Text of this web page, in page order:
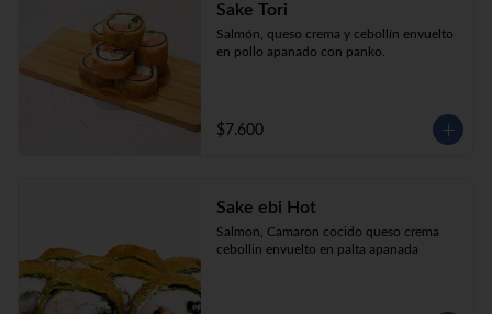
Sake Tori
Salmón, queso crema y cebollín envuelto
en pollo apanado con panko.
$7.600
Sake ebi Hot
Salmon, Camaron cocido queso crema
cebollin envuelto en palta apanada